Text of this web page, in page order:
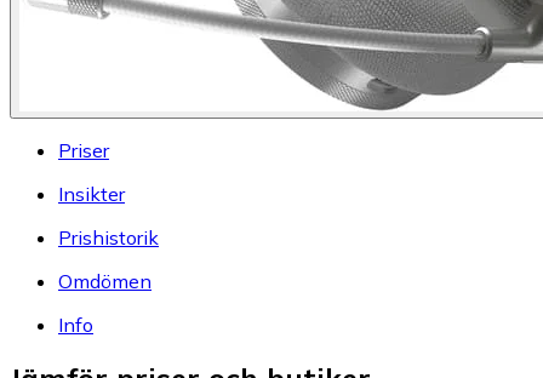
Priser
Insikter
Prishistorik
Omdömen
Info